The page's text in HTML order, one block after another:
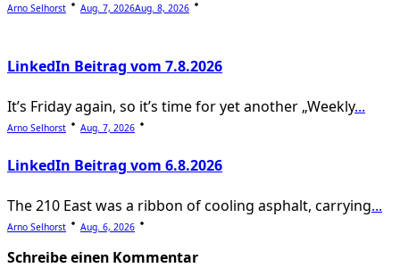
Arno Selhorst Aug. 7, 2026Aug. 8, 2026
LinkedIn Beitrag vom 7.8.2026
It’s Friday again, so it’s time for yet another „Weekly...
Arno Selhorst Aug. 7, 2026
LinkedIn Beitrag vom 6.8.2026
The 210 East was a ribbon of cooling asphalt, carrying...
Arno Selhorst Aug. 6, 2026
Schreibe einen Kommentar